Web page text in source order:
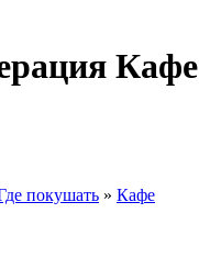
Кафе
покушать » Кафе